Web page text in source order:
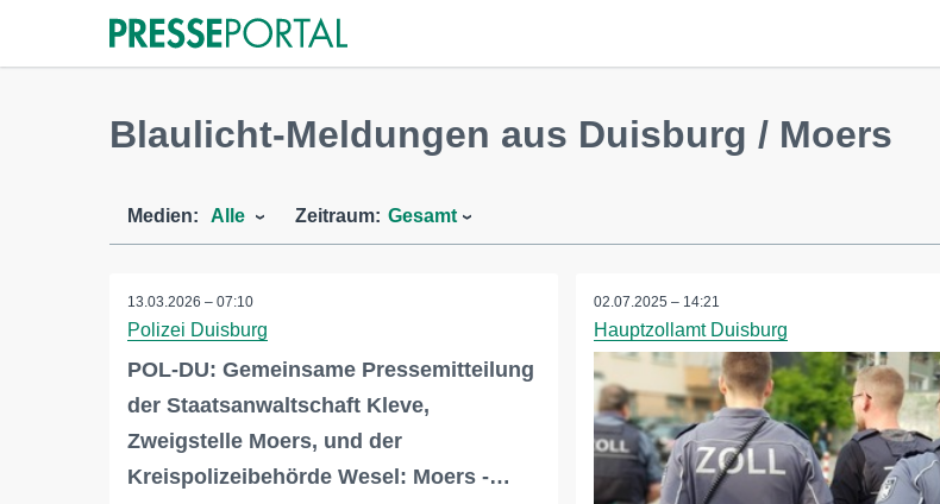
Blaulicht-Meldungen aus Duisburg / Moers
Medien: Alle Zeitraum: Gesamt
13.03.2026 – 07:10
Polizei Duisburg
POL-DU: Gemeinsame Pressemitteilung
der Staatsanwaltschaft Kleve,
Zweigstelle Moers, und der
Kreispolizeibehörde Wesel: Moers -…
02.07.2025 – 14:21
Hauptzollamt Duisburg